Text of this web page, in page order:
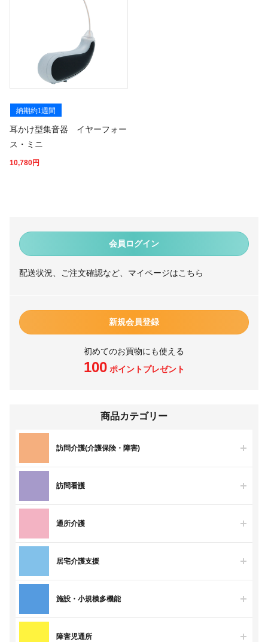
会員ログイン
配送状況、ご注文確認など、マイページはこちら
新規会員登録
初めてのお買物にも使える
100ポイントプレゼント
商品カテゴリー
訪問介護(介護保険・障害)
訪問看護
通所介護
居宅介護支援
施設・小規模多機能
障害児通所
納期約1週間
耳かけ型集音器 イヤーフォー
ス・ミニ
10,780円